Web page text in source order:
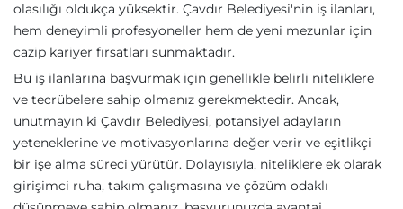
olasılığı oldukça yüksektir. Çavdır Belediyesi'nin iş ilanları,
hem deneyimli profesyoneller hem de yeni mezunlar için
cazip kariyer fırsatları sunmaktadır.
Bu iş ilanlarına başvurmak için genellikle belirli niteliklere
ve tecrübelere sahip olmanız gerekmektedir. Ancak,
unutmayın ki Çavdır Belediyesi, potansiyel adayların
yeteneklerine ve motivasyonlarına değer verir ve eşitlikçi
bir işe alma süreci yürütür. Dolayısıyla, niteliklere ek olarak
girişimci ruha, takım çalışmasına ve çözüm odaklı